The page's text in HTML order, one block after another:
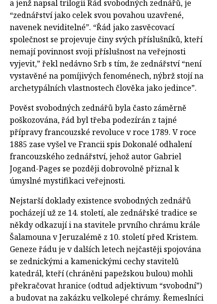
a jenž napsal trilogii Řád svobodných zednářů, je
“zednářství jako celek svou povahou uzavřené,
navenek neviditelné”. “Řád jako zasvěcovací
společnost se projevuje činy svých příslušníků, kteří
nemají povinnost svoji příslušnost na veřejnosti
vyjevit,” řekl nedávno Srb s tím, že zednářství “není
vystavěné na pomíjivých fenoménech, nýbrž stojí na
archetypálních vlastnostech člověka jako jedince”.
Pověst svobodných zednářů byla často záměrně
poškozována, řád byl třeba podezírán z tajné
přípravy francouzské revoluce v roce 1789. V roce
1885 zase vyšel ve Francii spis Dokonalé odhalení
francouzského zednářství, jehož autor Gabriel
Jogand-Pages se později dobrovolně přiznal k
úmyslné mystifikaci veřejnosti.
Nejstarší doklady existence svobodných zednářů
pocházejí už ze 14. století, ale zednářské tradice se
někdy odkazují i na stavitele prvního chrámu krále
Šalamouna v Jeruzalémě z 10. století před Kristem.
Geneze řádu je v dalších letech nejčastěji spojována
se zednickými a kamenickými cechy stavitelů
katedrál, kteří (chráněni papežskou bulou) mohli
překračovat hranice (odtud adjektivum “svobodní”)
a budovat na zakázku velkolepé chrámy. Řemeslníci